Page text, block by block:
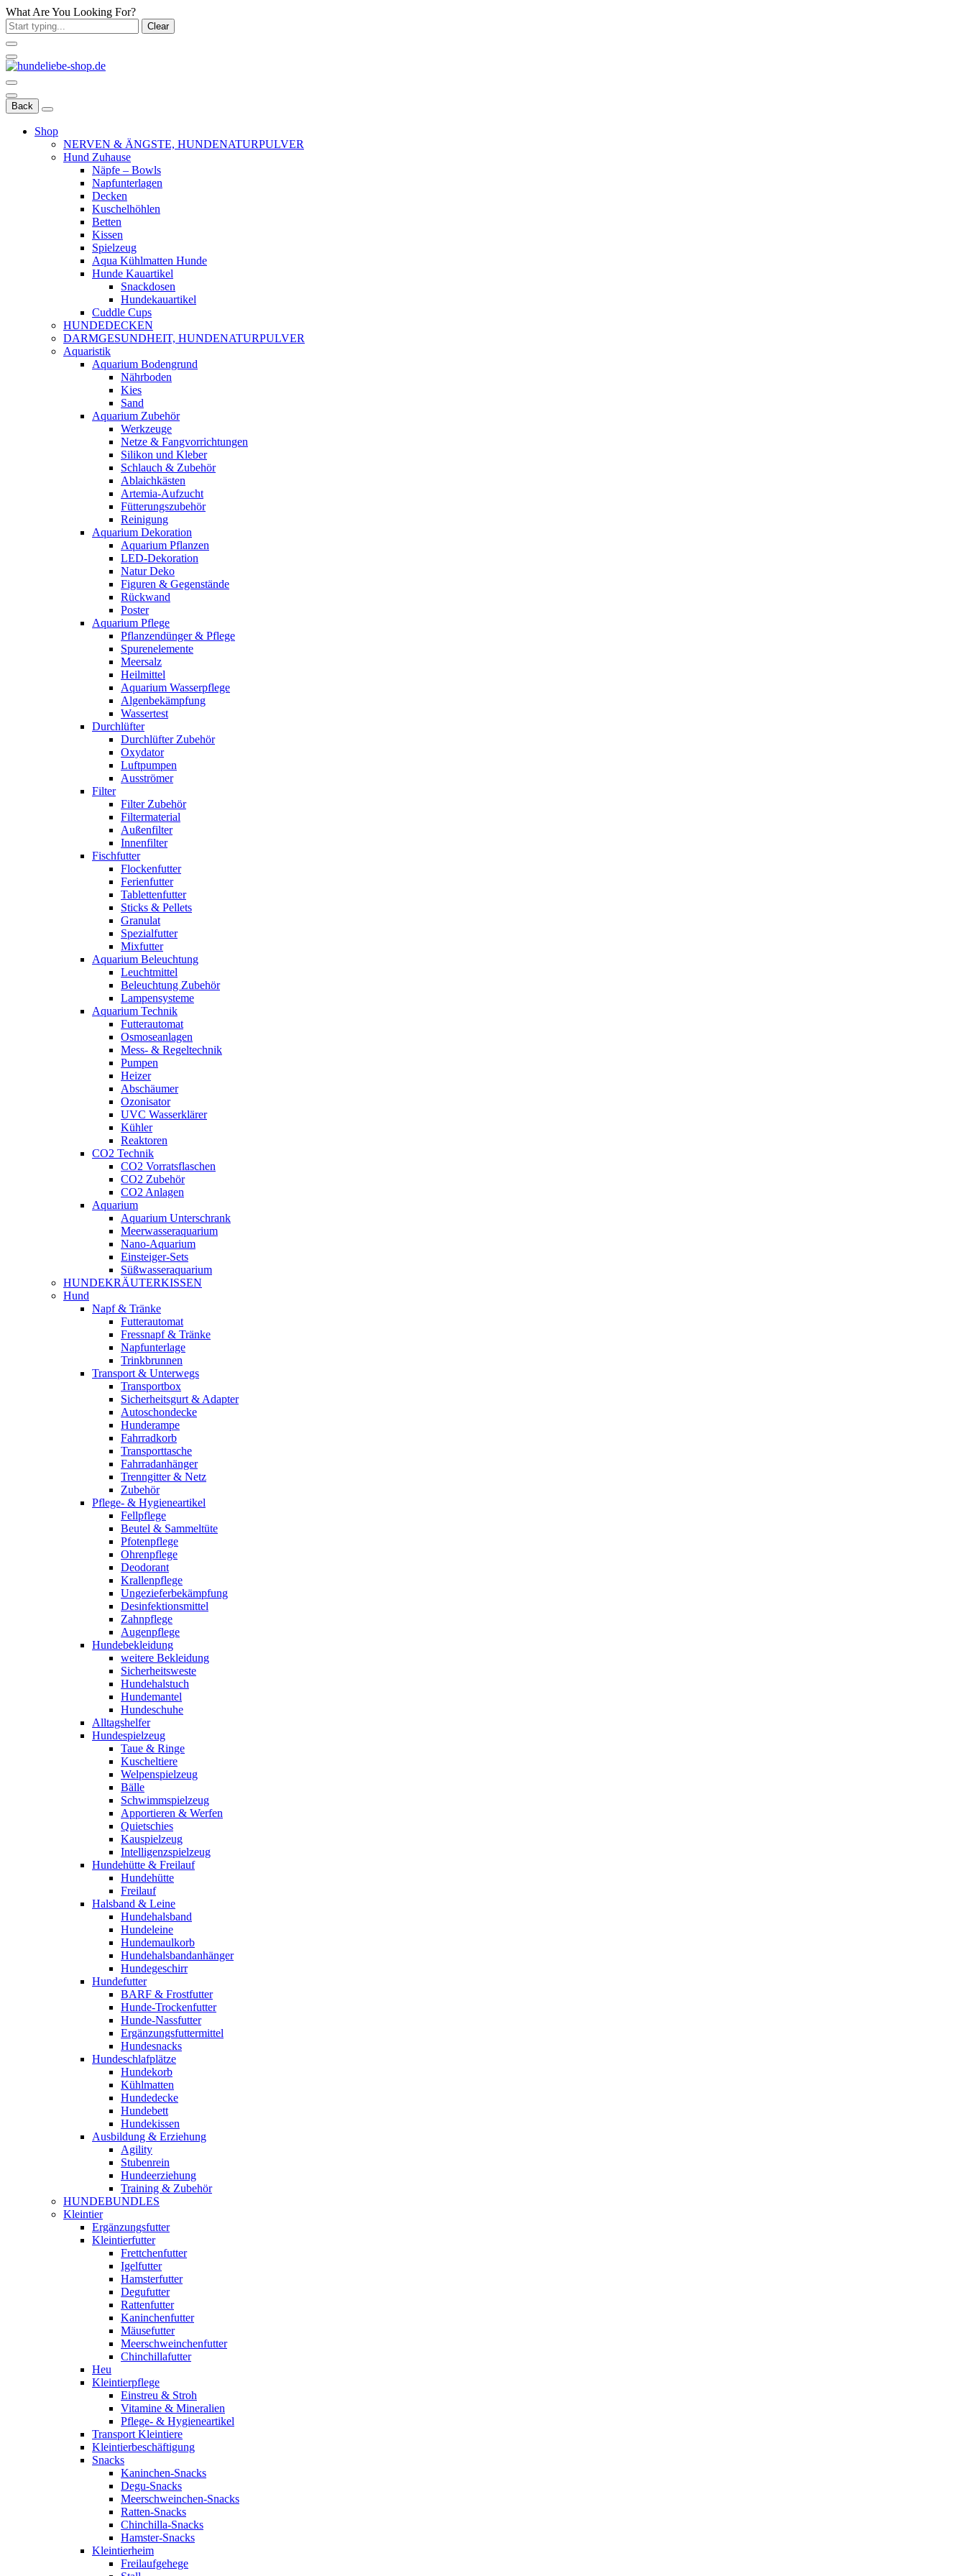
What Are You Looking For?
Clear
Back
Shop
NERVEN & ÄNGSTE, HUNDENATURPULVER
Hund Zuhause
Näpfe – Bowls
Napfunterlagen
Decken
Kuschelhöhlen
Betten
Kissen
Spielzeug
Aqua Kühlmatten Hunde
Hunde Kauartikel
Snackdosen
Hundekauartikel
Cuddle Cups
HUNDEDECKEN
DARMGESUNDHEIT, HUNDENATURPULVER
Aquaristik
Aquarium Bodengrund
Nährboden
Kies
Sand
Aquarium Zubehör
Werkzeuge
Netze & Fangvorrichtungen
Silikon und Kleber
Schlauch & Zubehör
Ablaichkästen
Artemia-Aufzucht
Fütterungszubehör
Reinigung
Aquarium Dekoration
Aquarium Pflanzen
LED-Dekoration
Natur Deko
Figuren & Gegenstände
Rückwand
Poster
Aquarium Pflege
Pflanzendünger & Pflege
Spurenelemente
Meersalz
Heilmittel
Aquarium Wasserpflege
Algenbekämpfung
Wassertest
Durchlüfter
Durchlüfter Zubehör
Oxydator
Luftpumpen
Ausströmer
Filter
Filter Zubehör
Filtermaterial
Außenfilter
Innenfilter
Fischfutter
Flockenfutter
Ferienfutter
Tablettenfutter
Sticks & Pellets
Granulat
Spezialfutter
Mixfutter
Aquarium Beleuchtung
Leuchtmittel
Beleuchtung Zubehör
Lampensysteme
Aquarium Technik
Futterautomat
Osmoseanlagen
Mess- & Regeltechnik
Pumpen
Heizer
Abschäumer
Ozonisator
UVC Wasserklärer
Kühler
Reaktoren
CO2 Technik
CO2 Vorratsflaschen
CO2 Zubehör
CO2 Anlagen
Aquarium
Aquarium Unterschrank
Meerwasseraquarium
Nano-Aquarium
Einsteiger-Sets
Süßwasseraquarium
HUNDEKRÄUTERKISSEN
Hund
Napf & Tränke
Futterautomat
Fressnapf & Tränke
Napfunterlage
Trinkbrunnen
Transport & Unterwegs
Transportbox
Sicherheitsgurt & Adapter
Autoschondecke
Hunderampe
Fahrradkorb
Transporttasche
Fahrradanhänger
Trenngitter & Netz
Zubehör
Pflege- & Hygieneartikel
Fellpflege
Beutel & Sammeltüte
Pfotenpflege
Ohrenpflege
Deodorant
Krallenpflege
Ungezieferbekämpfung
Desinfektionsmittel
Zahnpflege
Augenpflege
Hundebekleidung
weitere Bekleidung
Sicherheitsweste
Hundehalstuch
Hundemantel
Hundeschuhe
Alltagshelfer
Hundespielzeug
Taue & Ringe
Kuscheltiere
Welpenspielzeug
Bälle
Schwimmspielzeug
Apportieren & Werfen
Quietschies
Kauspielzeug
Intelligenzspielzeug
Hundehütte & Freilauf
Hundehütte
Freilauf
Halsband & Leine
Hundehalsband
Hundeleine
Hundemaulkorb
Hundehalsbandanhänger
Hundegeschirr
Hundefutter
BARF & Frostfutter
Hunde-Trockenfutter
Hunde-Nassfutter
Ergänzungsfuttermittel
Hundesnacks
Hundeschlafplätze
Hundekorb
Kühlmatten
Hundedecke
Hundebett
Hundekissen
Ausbildung & Erziehung
Agility
Stubenrein
Hundeerziehung
Training & Zubehör
HUNDEBUNDLES
Kleintier
Ergänzungsfutter
Kleintierfutter
Frettchenfutter
Igelfutter
Hamsterfutter
Degufutter
Rattenfutter
Kaninchenfutter
Mäusefutter
Meerschweinchenfutter
Chinchillafutter
Heu
Kleintierpflege
Einstreu & Stroh
Vitamine & Mineralien
Pflege- & Hygieneartikel
Transport Kleintiere
Kleintierbeschäftigung
Snacks
Kaninchen-Snacks
Degu-Snacks
Meerschweinchen-Snacks
Ratten-Snacks
Chinchilla-Snacks
Hamster-Snacks
Kleintierheim
Freilaufgehege